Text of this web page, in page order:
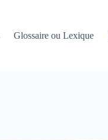
Glossaire ou Lexique